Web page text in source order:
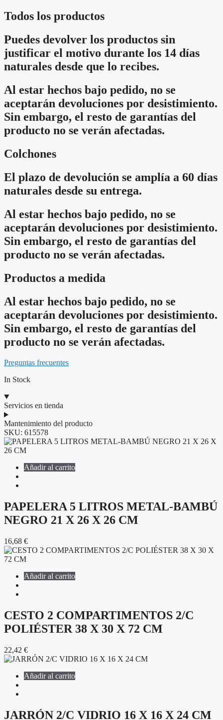
Todos los productos
Puedes devolver los productos sin
justificar el motivo durante los 14 días
naturales desde que lo recibes.
Al estar hechos bajo pedido, no se
aceptarán devoluciones por desistimiento.
Sin embargo, el resto de garantías del
producto no se verán afectadas.
Colchones
El plazo de devolución se amplía a 60 días
naturales desde su entrega.
Al estar hechos bajo pedido, no se
aceptarán devoluciones por desistimiento.
Sin embargo, el resto de garantías del
producto no se verán afectadas.
Productos a medida
Al estar hechos bajo pedido, no se
aceptarán devoluciones por desistimiento.
Sin embargo, el resto de garantías del
producto no se verán afectadas.
Preguntas frecuentes
In Stock
Servicios en tienda
Mantenimiento del producto
SKU: 615578
Añadir al carrito
PAPELERA 5 LITROS METAL-BAMBÚ
NEGRO 21 X 26 X 26 CM
16,68 €
Añadir al carrito
CESTO 2 COMPARTIMENTOS 2/C
POLIÉSTER 38 X 30 X 72 CM
22,42 €
Añadir al carrito
JARRÓN 2/C VIDRIO 16 X 16 X 24 CM